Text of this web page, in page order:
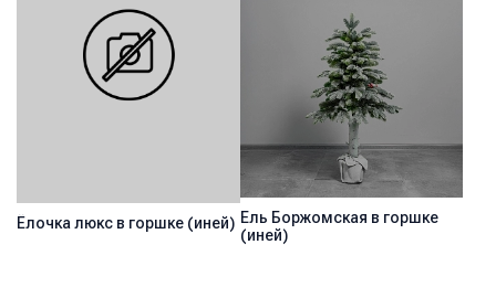
Ёлочка люкс в горшке (иней) Ель Боржомская в горшке
(иней)